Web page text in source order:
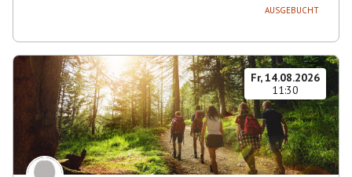
AUSGEBUCHT
Fr, 14.08.2026
11:30